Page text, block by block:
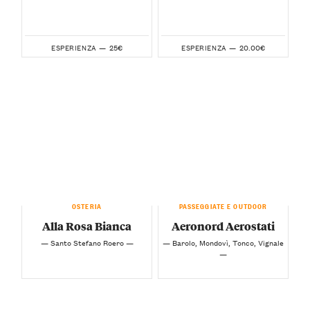
ESPERIENZA — 25€ ESPERIENZA — 20.00€
OSTERIA
Alla Rosa Bianca
— Santo Stefano Roero —
PASSEGGIATE E OUTDOOR
Aeronord Aerostati
— Barolo, Mondovì, Tonco, Vignale
—